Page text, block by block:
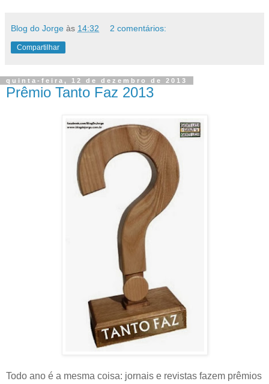
Blog do Jorge às 14:32 2 comentários:
Compartilhar
quinta-feira, 12 de dezembro de 2013
Prêmio Tanto Faz 2013
Todo ano é a mesma coisa: jornais e revistas fazem prêmios